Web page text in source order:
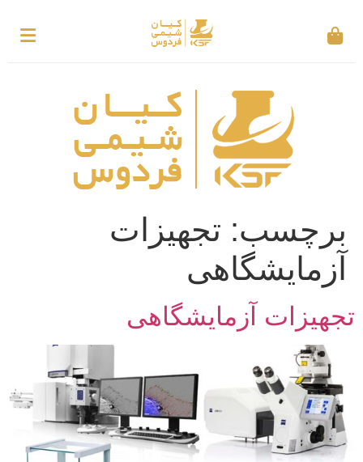
برچسب: تجهیزات
آزمایشگاهی
تجهیزات آزمایشگاهی